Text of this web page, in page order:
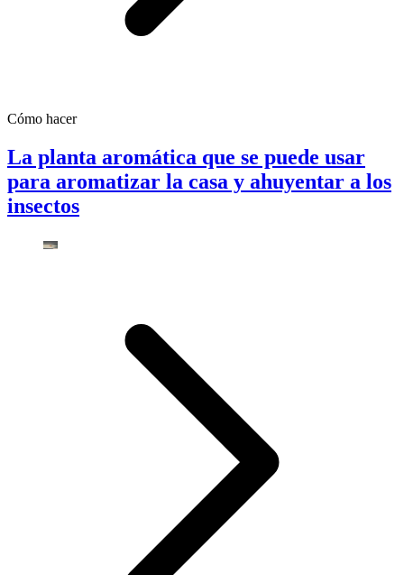
Cómo hacer
La planta aromática que se puede usar
para aromatizar la casa y ahuyentar a los
insectos